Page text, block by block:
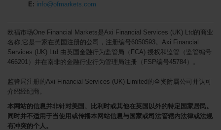
E: info@ofmarkets.com
欧福市场One Financial Markets是Axi Financial Services (UK) Ltd的商业
名称,它是一家在英国注册的公司，注册编号6050593。Axi Financial
Services (UK) Ltd 由英国金融行为监管局（FCA) 授权和监管（监管编号
466201）并在南非的金融行业行为管理局注册（FSP编号45784）。
监管局注册的Axi Financial Services (UK) Limited的全资附属公司并认可
介绍经纪商。
本网站的信息并非针对美国、比利时或其他在英国以外的特定国家居民。
同时并不适用于当使用或传播本网站信息与 国家或司法管辖内法律或法规
有冲突的个人。